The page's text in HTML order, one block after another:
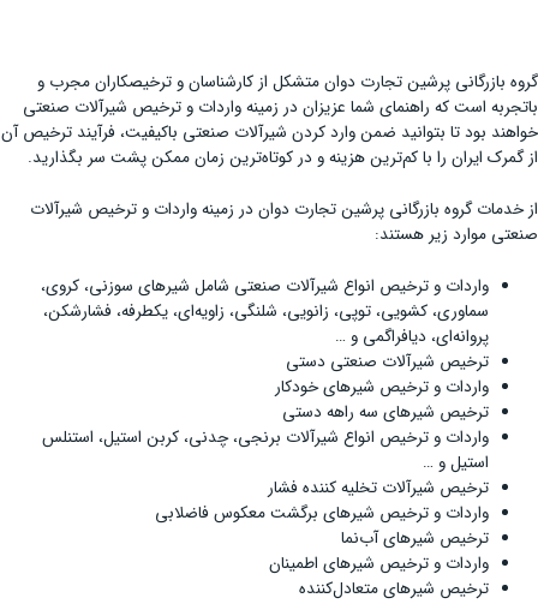
گروه بازرگانی پرشین تجارت دوان متشکل از کارشناسان و ترخیصکاران مجرب و
باتجربه است که راهنمای شما عزیزان در زمینه واردات و ترخیص شیرآلات صنعتی
خواهند بود تا بتوانید ضمن وارد کردن شیرآلات صنعتی باکیفیت، فرآیند ترخیص آن
از گمرک ایران را با کم‌ترین هزینه و در کوتاه‌ترین زمان ممکن پشت سر بگذارید.
از خدمات گروه بازرگانی پرشین تجارت دوان در زمینه واردات و ترخیص شیرآلات
صنعتی موارد زیر هستند:
واردات و ترخیص انواع شیرآلات صنعتی شامل شیرهای سوزنی، کروی،
سماوری، کشویی، توپی، زانویی، شلنگی، زاویه‌ای، یکطرفه، فشارشکن،
پروانه‌ای، دیافراگمی و …
ترخیص شیرآلات صنعتی دستی
واردات و ترخیص شیرهای خودکار
ترخیص شیرهای سه راهه دستی
واردات و ترخیص انواع شیرآلات برنجی، چدنی، کربن استیل، استنلس
استیل و …
ترخیص شیرآلات تخلیه کننده فشار
واردات و ترخیص شیرهای برگشت معکوس فاضلابی
ترخیص شیرهای آب‌نما
واردات و ترخیص شیرهای اطمینان
ترخیص شیرهای متعادل‌کننده